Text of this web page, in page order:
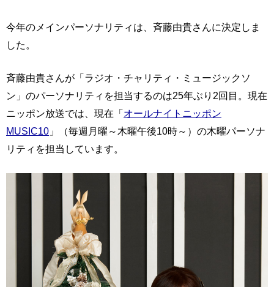
今年のメインパーソナリティは、斉藤由貴さんに決定しま
した。
斉藤由貴さんが「ラジオ・チャリティ・ミュージックソ
ン」のパーソナリティを担当するのは25年ぶり2回目。現在
ニッポン放送では、現在「オールナイトニッポン
MUSIC10 」（毎週月曜～木曜午後10時～）の木曜パーソナ
リティを担当しています。